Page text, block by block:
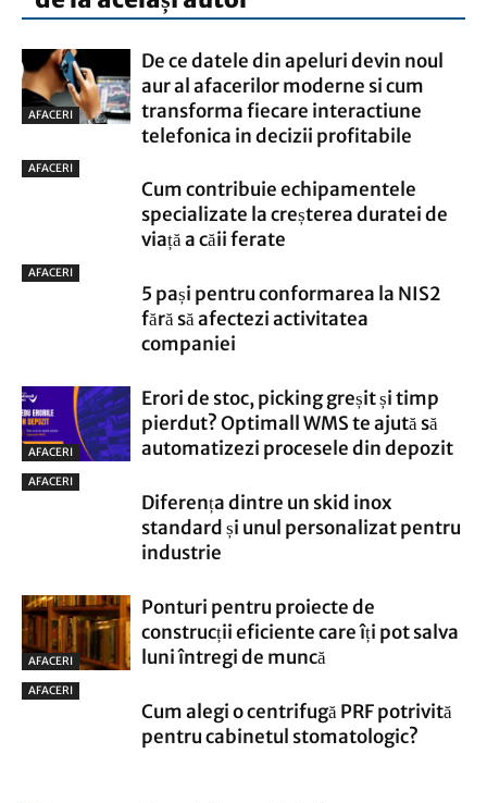
AFACERI
De ce datele din apeluri devin noul
aur al afacerilor moderne si cum
transforma fiecare interactiune
telefonica in decizii profitabile
AFACERI
Cum contribuie echipamentele
specializate la creșterea duratei de
viață a căii ferate
AFACERI
5 pași pentru conformarea la NIS2
fără să afectezi activitatea
companiei
AFACERI
Erori de stoc, picking greșit și timp
pierdut? Optimall WMS te ajută să
automatizezi procesele din depozit
AFACERI
Diferența dintre un skid inox
standard și unul personalizat pentru
industrie
AFACERI
Ponturi pentru proiecte de
construcții eficiente care îți pot salva
luni întregi de muncă
AFACERI
Cum alegi o centrifugă PRF potrivită
pentru cabinetul stomatologic?